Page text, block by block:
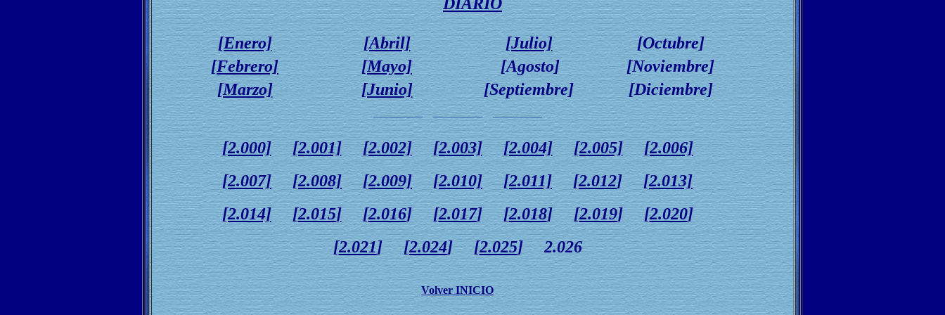
[Enero]
[Febrero]
[Marzo]
[Abril]
[Mayo]
[Junio]
[Julio]
[Agosto]
[Septiembre]
[Octubre]
[Noviembre]
[Diciembre]
______________ ______________ ______________
[2.000] [2.001] [2.002] [2.003] [2.004] [2.005]
[2.006]
[2.007]
[2.008] [2.009] [2.010] [2.011][2.012][2.013]
[2.014]
[2.015][2.016] [2.017] [2.018] [2.019] [2.020]
[2.021] [2.024] [2.025] 2.026
Volver INICIO